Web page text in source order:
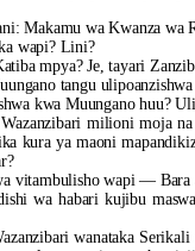
Makamu wa Kwanza
wapi? Lini?
mpya? Je, tayari
tangu
kwa Muungano huu?
milioni moja
kura ya maoni
vitambulisho wapi — Bara
wa habari kujibu
wanataka